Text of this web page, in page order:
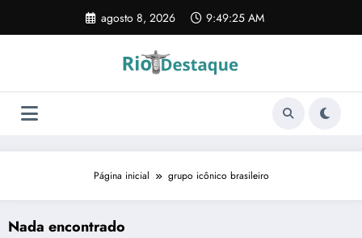
o
agosto 8, 2026 9:49:25 AM
Página inicial grupo icônico brasileiro
Nada encontrado